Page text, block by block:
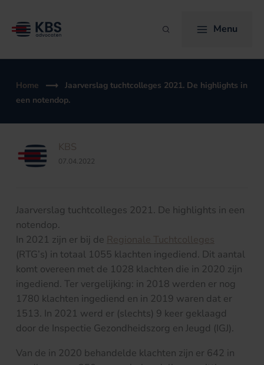
naar
Zoeken Menu
Home
Jaarverslag tuchtcolleges 2021. De highlights in
een notendop.
KBS
07.04.2022
Jaarverslag tuchtcolleges 2021. De highlights in een
notendop.
In 2021 zijn er bij de Regionale Tuchtcolleges
(RTG’s) in totaal 1055 klachten ingediend. Dit aantal
komt overeen met de 1028 klachten die in 2020 zijn
ingediend. Ter vergelijking: in 2018 werden er nog
1780 klachten ingediend en in 2019 waren dat er
1513. In 2021 werd er (slechts) 9 keer geklaagd
door de Inspectie Gezondheidszorg en Jeugd (IGJ).
Van de in 2020 behandelde klachten zijn er 642 in